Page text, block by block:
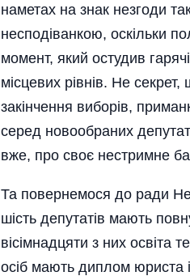
наметах на знак незгоди
несподіванкою, оскіль­ки
момент, який остудив
місцевих рівнів. Не
закінчення виборів,
серед новообраних
вже, про своє нестримне
Та повернемося до ради
шість депутатів мають
вісімнадцяти з них освіта
осіб мають диплом юриста і